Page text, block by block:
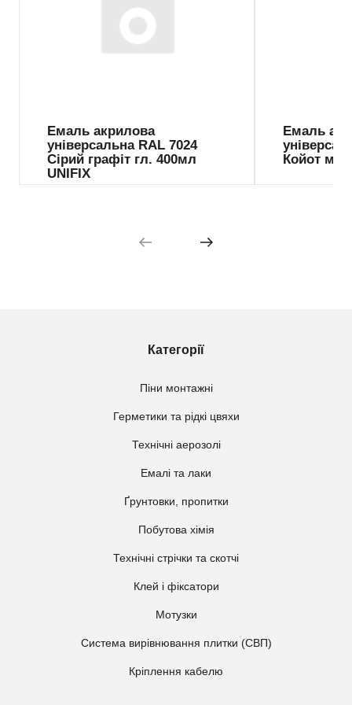
Емаль акрилова
універсальна RAL 7024
Сірий графіт гл. 400мл
UNIFIX
Емаль
Койот
Категорії
Піни монтажні
Герметики та рідкі цвяхи
Технічні аерозолі
Емалі та лаки
Ґрунтовки, пропитки
Побутова хімія
Технічні стрічки та скотчі
Клей і фіксатори
Мотузки
Система вирівнювання плитки (СВП)
Кріплення кабелю